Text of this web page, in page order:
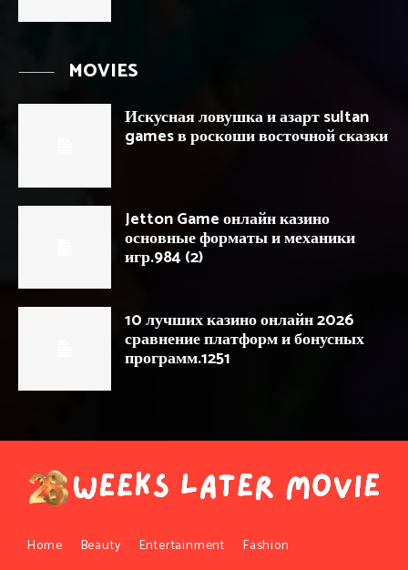
MOVIES
Искусная ловушка и азарт sultan
games в роскоши восточной сказки
Jetton Game онлайн казино
основные форматы и механики
игр.984 (2)
10 лучших казино онлайн 2026
сравнение платформ и бонусных
программ.1251
Home Beauty Entertainment Fashion